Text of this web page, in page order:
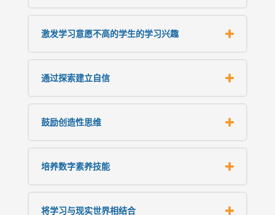
激发学习意愿不高的学生的学习兴趣
通过探索建立自信
鼓励创造性思维
培养数字素养技能
将学习与现实世界相结合